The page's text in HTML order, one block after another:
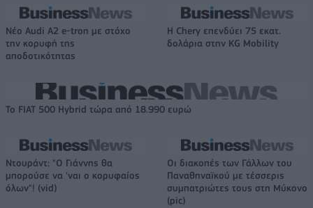
Νέο Audi A2 e-tron με στόχο
την κορυφή της
αποδοτικότητας
Η Chery επενδύει 75 εκατ.
δολάρια στην KG Mobility
Το FIAT 500 Hybrid τώρα από 18.990 ευρώ
Ντουράντ: "Ο Γιάννης θα
μπορούσε να 'ναι ο κορυφαίος
όλων"! (vid)
Οι διακοπές των Γάλλων του
Παναθηναϊκού με τέσσερις
συμπατριώτες τους στη Μύκονο
(pic)